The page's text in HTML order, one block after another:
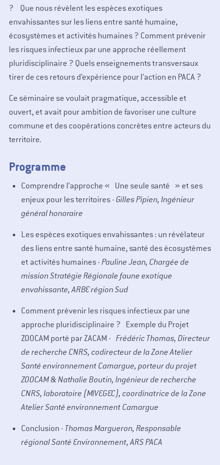
? Que nous révèlent les espèces exotiques
envahissantes sur les liens entre santé humaine,
écosystèmes et activités humaines ? Comment prévenir
les risques infectieux par une approche réellement
pluridisciplinaire ? Quels enseignements transversaux
tirer de ces retours d’expérience pour l’action en PACA ?
Ce séminaire se voulait pragmatique, accessible et
ouvert, et avait pour ambition de favoriser une culture
commune et des coopérations concrètes entre acteurs du
territoire.
Programme
Comprendre l’approche « Une seule santé » et ses
enjeux pour les territoires -Gilles Pipien, Ingénieur
général honoraire
Les espèces exotiques envahissantes : un révélateur
des liens entre santé humaine, santé des écosystèmes
et activités humaines -Pauline Jean, Chargée de
mission Stratégie Régionale faune exotique
envahissante, ARBE région Sud
Comment prévenir les risques infectieux par une
approche pluridisciplinaire ? Exemple du Projet
ZOOCAM porté par ZACAM - Frédéric Thomas, Directeur
de recherche CNRS, codirecteur de la Zone Atelier
Santé environnement Camargue, porteur du projet
ZOOCAM & Nathalie Boutin, Ingénieur de recherche
CNRS, laboratoire (MIVEGEC), coordinatrice de la Zone
Atelier Santé environnement Camargue
Conclusion - Thomas Margueron, Responsable
régional Santé Environnement, ARS PACA